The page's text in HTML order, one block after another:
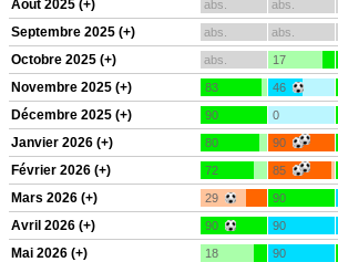
Aout 2025 (+) abs. abs.
Septembre 2025 (+) abs. abs.
Octobre 2025 (+) abs. 17
Novembre 2025 (+) 83 46
Décembre 2025 (+) 90 0
Janvier 2026 (+) 80 90
Février 2026 (+) 72 85
Mars 2026 (+) 29 90
Avril 2026 (+) 90 90
Mai 2026 (+) 18 90